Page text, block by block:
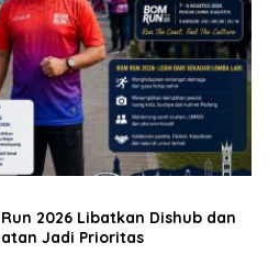
2026 Libatkan Dishub dan
Jadi Prioritas